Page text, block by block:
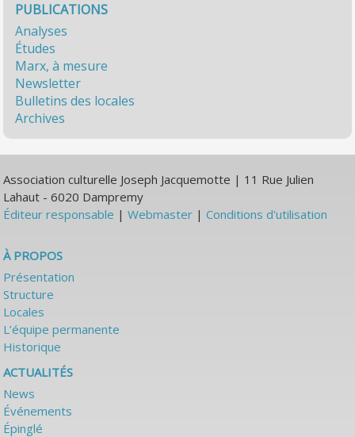
PUBLICATIONS
Analyses
Études
Marx, à mesure
Newsletter
Bulletins des locales
Archives
Association culturelle Joseph Jacquemotte | 11 Rue Julien
Lahaut - 6020 Dampremy
Éditeur responsable |Webmaster |Conditions d'utilisation
À PROPOS
Présentation
Structure
Locales
L’équipe permanente
Historique
ACTUALITÉS
News
Événements
Épinglé